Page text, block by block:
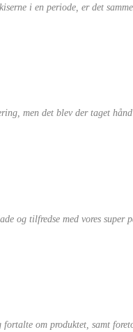
i en periode, er det
men det blev der taget
og tilfredse med vores super
om produktet, samt